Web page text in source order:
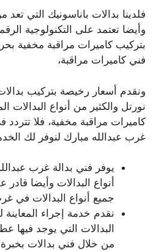
فلدينا بدالات باناسونيك التي
وأيضا تعتمد على التكنولوجية
بتركيب كاميرات مراقبة مخفية
فني كاميرات مراقبة،
ونقدم أسعار رخيصة بتركيب
نورتل والكثير من أنواع البدالات
كاميرات مراقبة مخفية، فلا
غرب عبدالله مبارك لنوفر لك
يوفر فني بدالة غرب
أنواع البدالات وأيضا
جميع أنواع البدالات في
نقدم خدمة إجراء المعاينة
البدالات التي يوجد فيها
من خلال فني بدالات بخبرة